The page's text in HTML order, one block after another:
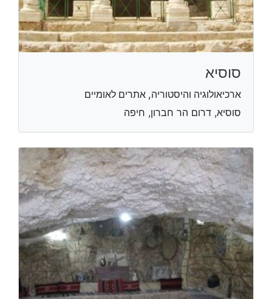
סוסיא
ארכיאולוגיה והיסטוריה, אתרים לאומיים
סוסיא, דרום הר חברון, חיפה